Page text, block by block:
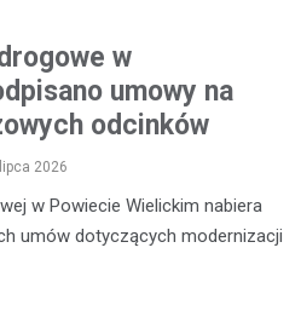
w
umowy na
odcinków
2026
w Powiecie Wielickim nabiera
umów dotyczących modernizacji